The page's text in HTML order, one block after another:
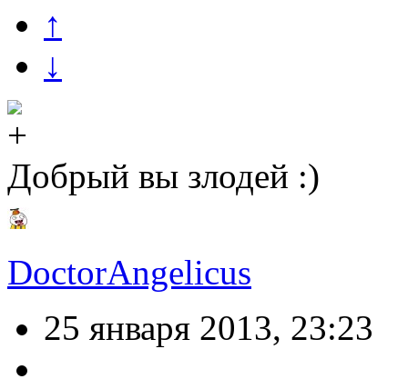
↑
↓
Добрый вы злодей :)
DoctorAngelicus
25 января 2013, 23:23